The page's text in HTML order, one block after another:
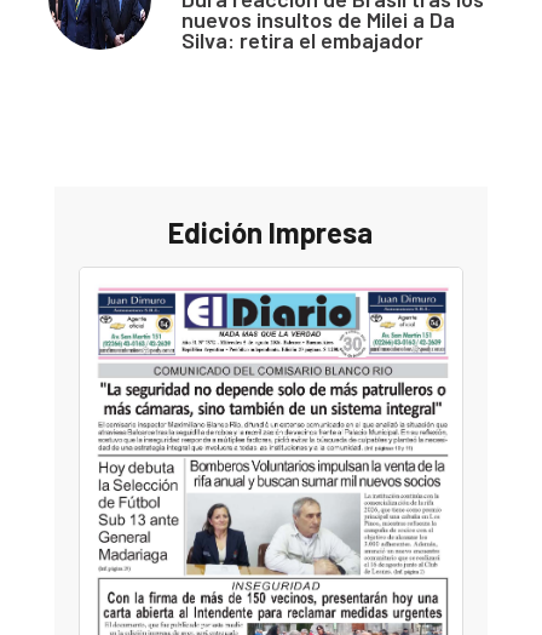
nuevos insultos de Milei a Da
Silva: retira el embajador
Edición Impresa